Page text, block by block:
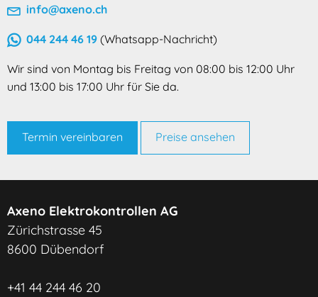
info@axeno.ch
044 244 46 19 (Whatsapp-Nachricht)
Wir sind von Montag bis Freitag von 08:00 bis 12:00 Uhr
und 13:00 bis 17:00 Uhr für Sie da.
Termin vereinbaren Preise ansehen
Axeno Elektrokontrollen AG
Zürichstrasse 45
8600 Dübendorf
+41 44 244 46 20